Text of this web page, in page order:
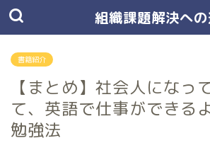
組織課題解決へ
書籍紹介
【まとめ】社会人になっ
て、英語で仕事ができる
勉強法